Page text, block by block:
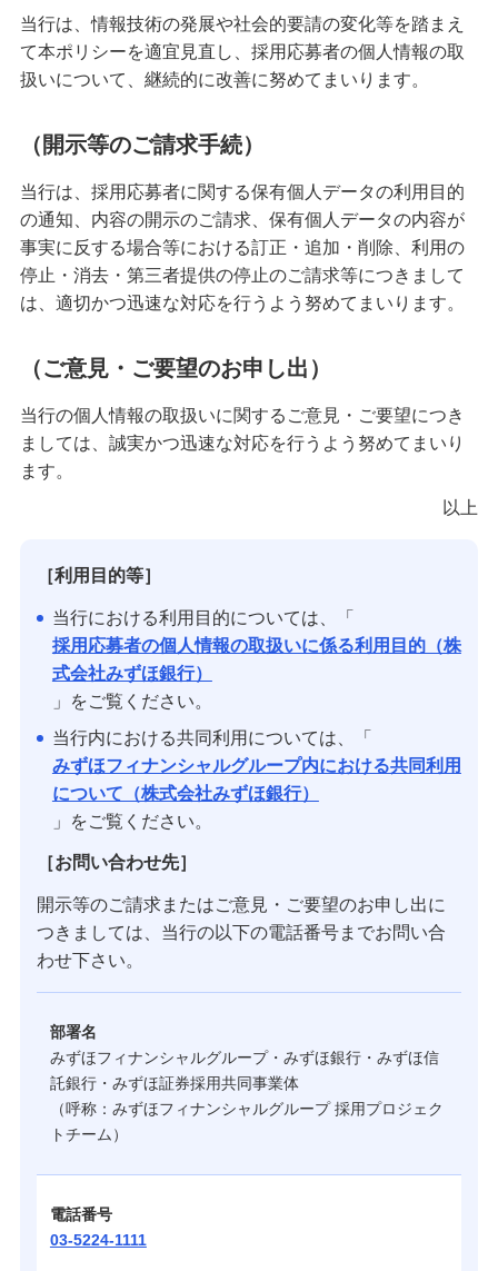
当行は、情報技術の発展や社会的要請の変化等を踏まえ
て本ポリシーを適宜見直し、採用応募者の個人情報の取
扱いについて、継続的に改善に努めてまいります。
（開示等のご請求手続）
当行は、採用応募者に関する保有個人データの利用目的
の通知、内容の開示のご請求、保有個人データの内容が
事実に反する場合等における訂正・追加・削除、利用の
停止・消去・第三者提供の停止のご請求等につきまして
は、適切かつ迅速な対応を行うよう努めてまいります。
（ご意見・ご要望のお申し出）
当行の個人情報の取扱いに関するご意見・ご要望につき
ましては、誠実かつ迅速な対応を行うよう努めてまいり
ます。
以上
［利用目的等］
当行における利用目的については、「
採用応募者の個人情報の取扱いに係る利用目的（株
式会社みずほ銀行）
」をご覧ください。
当行内における共同利用については、「
みずほフィナンシャルグループ内における共同利用
について（株式会社みずほ銀行）
」をご覧ください。
［お問い合わせ先］
開示等のご請求またはご意見・ご要望のお申し出に
つきましては、当行の以下の電話番号までお問い合
わせ下さい。
部署名
みずほフィナンシャルグループ・みずほ銀行・みずほ信
託銀行・みずほ証券採用共同事業体
（呼称：みずほフィナンシャルグループ 採用プロジェク
トチーム）
電話番号
03-5224-1111